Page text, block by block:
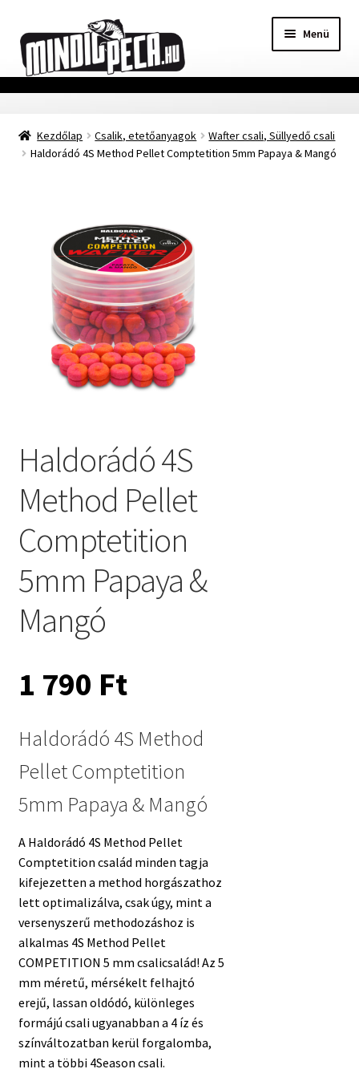
a
navigációhoz
a
tartalomba
Menü
Főoldal
Adatvédelmi nyilatkozat
Szállítási Információ
Kapcsolat
Márkák
Mohosz Versenynaptár 2025
Kezdőlap Csalik, etetőanyagok
Wafter csali, Süllyedő csali
Haldorádó 4S Method Pellet Comptetition 5mm Papaya & Mangó
Haldorádó 4S
Method Pellet
Comptetition
5mm Papaya &
Mangó
1 790 Ft
Haldorádó 4S Method
Pellet Comptetition
5mm Papaya & Mangó
A Haldorádó 4S Method Pellet
Comptetition család minden tagja
kifejezetten a method horgászathoz
lett optimalizálva, csak úgy, mint a
versenyszerű methodozáshoz is
alkalmas 4S Method Pellet
COMPETITION 5 mm csalicsalád! Az 5
mm méretű, mérsékelt felhajtó
erejű, lassan oldódó, különleges
formájú csali ugyanabban a 4 íz és
színváltozatban kerül forgalomba,
mint a többi 4Season csali.